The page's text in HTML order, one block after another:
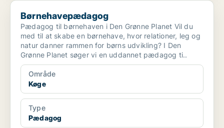
Børnehavepædagog
Børnehavepædagog
Pædagog til børnehaven i Den Grønne Planet Vil du
med til at skabe en børnehave, hvor relationer, leg og
natur danner rammen for børns udvikling? I Den
Grønne Planet søger vi en uddannet pædagog ti..
Område
Køge
Type
Pædagog